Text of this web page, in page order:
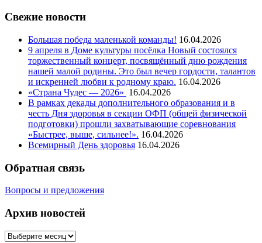
Свежие новости
Большая победа маленькой команды! 16.04.2026
9 апреля в Доме культуры посёлка Новый состоялся
торжественный концерт, посвящённый дню рождения
нашей малой родины. Это был вечер гордости, талантов
и искренней любви к родному краю. 16.04.2026
«Страна Чудес — 2026» 16.04.2026
В рамках декады дополнительного образования и в
честь Дня здоровья в секции ОФП (общей физической
подготовки) прошли захватывающие соревнования
«Быстрее, выше, сильнее!». 16.04.2026
Всемирный День здоровья 16.04.2026
Обратная связь
Вопросы и предложения
Архив новостей